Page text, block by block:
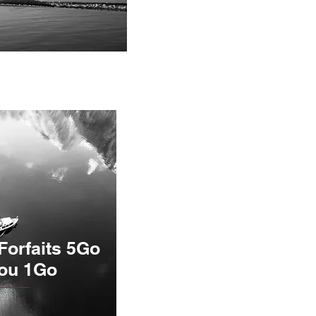
5Go
1Go